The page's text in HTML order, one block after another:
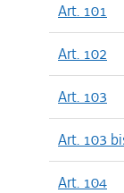
Art. 101
Art. 102
Art. 103
Art. 103
Art. 104